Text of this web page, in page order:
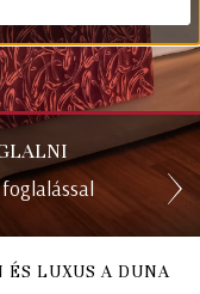
LUXUS A DUNA